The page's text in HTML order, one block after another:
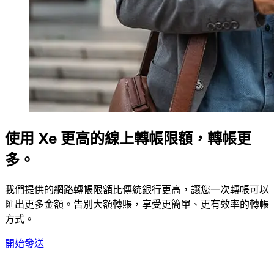
使用 Xe 更高的線上轉帳限額，轉帳更
多。
我們提供的網路轉帳限額比傳統銀行更高，讓您一次轉帳可以
匯出更多金額。告別大額轉賬，享受更簡單、更有效率的轉帳
方式。
開始發送